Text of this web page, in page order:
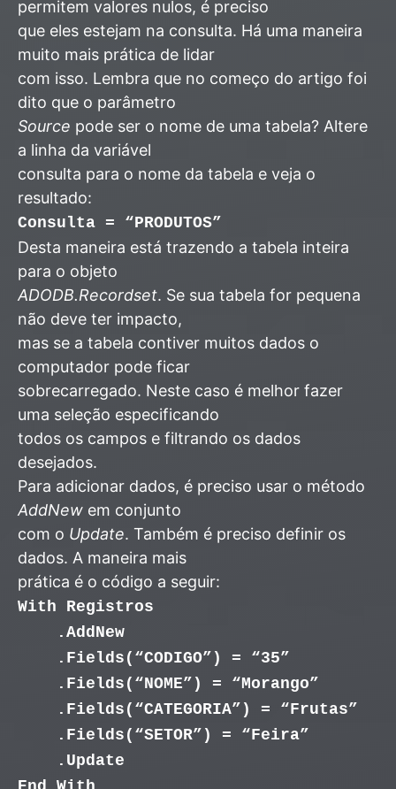
permitem valores nulos, é preciso
que eles estejam na consulta. Há uma maneira
muito mais prática de lidar
com isso. Lembra que no começo do artigo foi
dito que o parâmetro
Source pode ser o nome de uma tabela? Altere
a linha da variável
consulta para o nome da tabela e veja o
resultado:
Consulta = “PRODUTOS”
Desta maneira está trazendo a tabela inteira
para o objeto
ADODB.Recordset. Se sua tabela for pequena
não deve ter impacto,
mas se a tabela contiver muitos dados o
computador pode ficar
sobrecarregado. Neste caso é melhor fazer
uma seleção especificando
todos os campos e filtrando os dados
desejados.
Para adicionar dados, é preciso usar o método
AddNew em conjunto
com o Update. Também é preciso definir os
dados. A maneira mais
prática é o código a seguir:
With Registros
.AddNew
.Fields(“CODIGO”) = “35”
.Fields(“NOME”) = “Morango”
.Fields(“CATEGORIA”) = “Frutas”
.Fields(“SETOR”) = “Feira”
.Update